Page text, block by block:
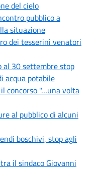
del cielo
pubblico a
situazione
dei tesserini venatori
al 30 settembre stop
acqua potabile
concorso "…una volta
al pubblico di alcuni
boschivi, stop agli
il sindaco Giovanni